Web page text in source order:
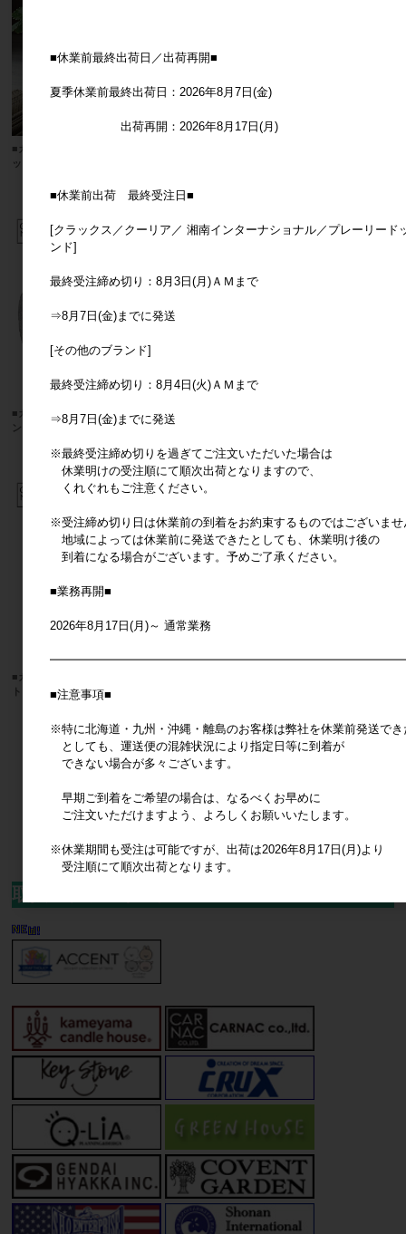
■カルナック■■SALE■ ヴィンテージブ
ックポット C／D
■カルナック■■SALE■ クレマン ペイ
ントポット 15／16
メーカー希望小売価格
850円
メーカー希望小売価格
■カルナック■■SALE■ ブレーメンポッ
ト メゾン 03
238件中 1〜30件目
1 2 3 4 5 6 7 8
取扱いブランド一覧
■休業前最終出荷日／出荷再開■
夏季休業前最終出荷日：2026年8月7日(金)
出荷再開：2026年8月17日(月)
■休業前出荷 最終受注日■
[クラックス／クーリア／ 湘南インターナショナル／プレーリード
ンド]
最終受注締め切り：8月3日(月)ＡＭまで
⇒8月7日(金)までに発送
[その他のブランド]
最終受注締め切り：8月4日(火)ＡＭまで
⇒8月7日(金)までに発送
※最終受注締め切りを過ぎてご注文いただいた場合は
休業明けの受注順にて順次出荷となりますので、
くれぐれもご注意ください。
※受注締め切り日は休業前の到着をお約束するものではございませ
地域によっては休業前に発送できたとしても、休業明け後の
到着になる場合がございます。予めご了承ください。
■業務再開■
2026年8月17日(月)～ 通常業務
■注意事項■
※特に北海道・九州・沖縄・離島のお客様は弊社を休業前発送でき
としても、運送便の混雑状況により指定日等に到着が
できない場合が多々ございます。
早期ご到着をご希望の場合は、なるべくお早めに
ご注文いただけますよう、よろしくお願いいたします。
※休業期間も受注は可能ですが、出荷は2026年8月17日(月)より
受注順にて順次出荷となります。